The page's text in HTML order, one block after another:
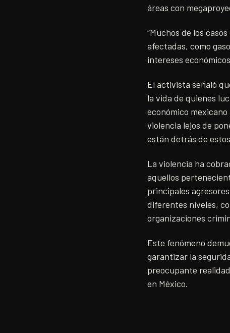
áreas con
“Muchos de los
afectadas, como
intereses
El activista señaló
la vida de quienes
económico
violencia lejos de
están detrás de
La violencia ha
aquellos
principales
diferentes niveles,
organizaciones
Este fenómeno
garantizar la
preocupante
en México.